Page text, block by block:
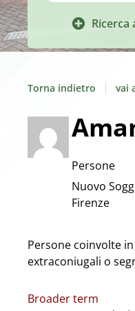
Ricerca
Torna indietro vai
Persone
Nuovo
Firenze
Persone coinvolte
extraconiugali o
Broader term